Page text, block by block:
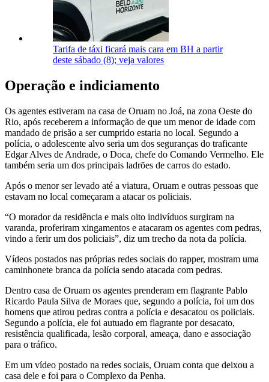
Tarifa de táxi ficará mais cara em BH a partir
deste sábado (8); veja valores
Operação e indiciamento
Os agentes estiveram na casa de Oruam no Joá, na zona Oeste do
Rio, após receberem a informação de que um menor de idade com
mandado de prisão a ser cumprido estaria no local. Segundo a
polícia, o adolescente alvo seria um dos seguranças do traficante
Edgar Alves de Andrade, o Doca, chefe do Comando Vermelho. Ele
também seria um dos principais ladrões de carros do estado.
Após o menor ser levado até a viatura, Oruam e outras pessoas que
estavam no local começaram a atacar os policiais.
“O morador da residência e mais oito indivíduos surgiram na
varanda, proferiram xingamentos e atacaram os agentes com pedras,
vindo a ferir um dos policiais”, diz um trecho da nota da polícia.
Vídeos postados nas próprias redes sociais do rapper, mostram uma
caminhonete branca da polícia sendo atacada com pedras.
Dentro casa de Oruam os agentes prenderam em flagrante Pablo
Ricardo Paula Silva de Moraes que, segundo a polícia, foi um dos
homens que atirou pedras contra a polícia e desacatou os policiais.
Segundo a polícia, ele foi autuado em flagrante por desacato,
resistência qualificada, lesão corporal, ameaça, dano e associação
para o tráfico.
Em um vídeo postado na redes sociais, Oruam conta que deixou a
casa dele e foi para o Complexo da Penha.